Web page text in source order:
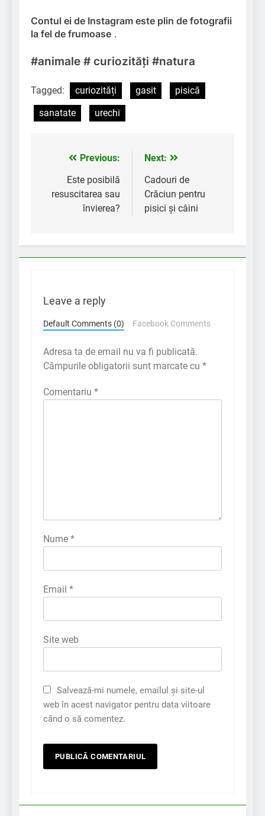
Contul ei de Instagram este plin de fotografii
la fel de frumoase .
#animale # curiozități #natura
Tagged: curiozități gasit
pisică
sanatate
urechi
Navigare
articole
Previous:
Este posibilă
resuscitarea sau
învierea?
Next:
Cadouri de
Crăciun pentru
pisici și câini
Leave a reply
Default Comments (0) Facebook Comments
Adresa ta de email nu va fi publicată.
Câmpurile obligatorii sunt marcate cu *
Comentariu *
Nume *
Email *
Site web
Salvează-mi numele, emailul și site-ul
web în acest navigator pentru data viitoare
când o să comentez.